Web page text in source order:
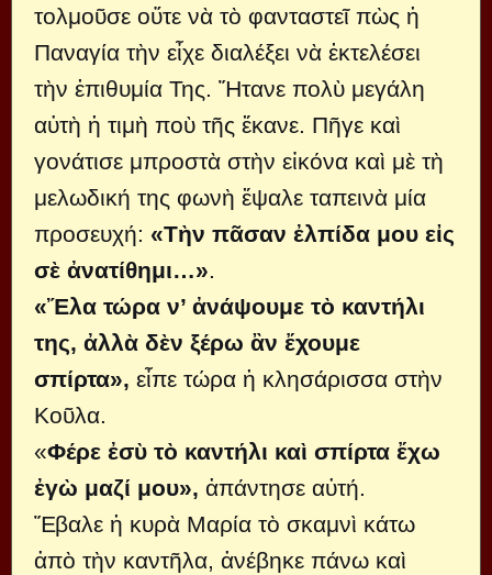
τολμοῦσε οὔτε νὰ τὸ φανταστεῖ πὼς ἡ
Παναγία τὴν εἶχε διαλέξει νὰ ἐκτελέσει
τὴν ἐπιθυμία Της. Ἤτανε πολὺ μεγάλη
αὐτὴ ἡ τιμὴ ποὺ τῆς ἔκανε. Πῆγε καὶ
γονάτισε μπροστὰ στὴν εἰκόνα καὶ μὲ τὴ
μελωδική της φωνὴ ἔψαλε ταπεινὰ μία
προσευχή: «Τὴν πᾶσαν ἐλπίδα μου εἰς
σὲ ἀνατίθημι…».
«Ἔλα τώρα ν’ ἀνάψουμε τὸ καντήλι
της, ἀλλὰ δὲν ξέρω ἂν ἔχουμε
σπίρτα», εἶπε τώρα ἡ κλησάρισσα στὴν
Κοῦλα.
«Φέρε ἐσὺ τὸ καντήλι καὶ σπίρτα ἔχω
ἐγὼ μαζί μου», ἀπάντησε αὐτή.
Ἔβαλε ἡ κυρὰ Μαρία τὸ σκαμνὶ κάτω
ἀπὸ τὴν καντῆλα, ἀνέβηκε πάνω καὶ